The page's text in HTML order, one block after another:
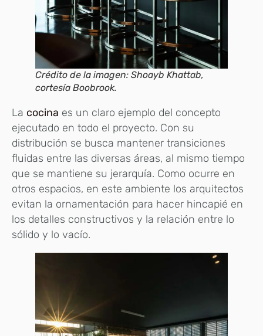
Crédito de la imagen: Shoayb Khattab,
cortesía Boobrook.
La cocina es un claro ejemplo del concepto
ejecutado en todo el proyecto. Con su
distribución se busca mantener transiciones
fluidas entre las diversas áreas, al mismo tiempo
que se mantiene su jerarquía. Como ocurre en
otros espacios, en este ambiente los arquitectos
evitan la ornamentación para hacer hincapié en
los detalles constructivos y la relación entre lo
sólido y lo vacío.